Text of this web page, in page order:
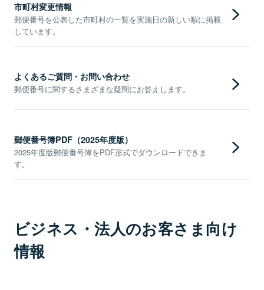
市町村変更情報
郵便番号を公表した市町村の一覧を実施日の新しい順に掲載
しています。
よくあるご質問・お問い合わせ
郵便番号に関するさまざまな疑問にお答えします。
郵便番号簿PDF（2025年度版）
2025年度版郵便番号簿をPDF形式でダウンロードできま
す。
ビジネス・法人のお客さま向け
情報